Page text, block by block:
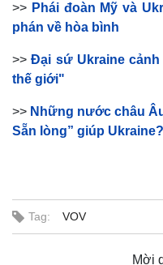
>> Phái đoàn Mỹ và
phán về hòa bình
>>Đại sứ Ukraine
thế giới"
>> Những nước châu
Sẵn lòng” giúp Ukraine?
Tag: VOV
Mời